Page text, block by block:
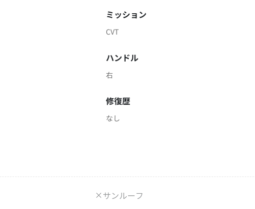
ミッション
CVT
ハンドル
右
修復歴
なし
サンルーフ